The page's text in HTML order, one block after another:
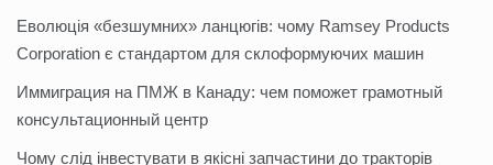
Еволюція «безшумних» ланцюгів: чому Ramsey Products
Corporation є стандартом для склоформуючих машин
Иммиграция на ПМЖ в Канаду: чем поможет грамотный
консультационный центр
Чому слід інвестувати в якісні запчастини до тракторів